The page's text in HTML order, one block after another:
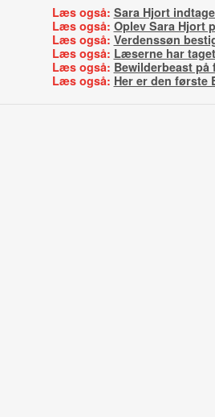
Læs også: Sara Hjort
Læs også: Oplev Sara Hjort
Læs også: Verdenssøn
Læs også: Læserne har
Læs også: Bewilderbeast på
Læs også: Her er den første